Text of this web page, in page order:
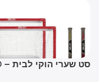
סט שערי הוקי לבית – PRO